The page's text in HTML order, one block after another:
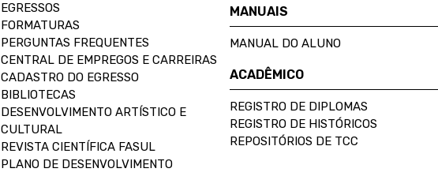
EGRESSOS
FORMATURAS
PERGUNTAS FREQUENTES
CENTRAL DE EMPREGOS E CARREIRAS
CADASTRO DO EGRESSO
BIBLIOTECAS
DESENVOLVIMENTO ARTÍSTICO E
CULTURAL
REVISTA CIENTÍFICA FASUL
PLANO DE DESENVOLVIMENTO
MANUAIS
MANUAL DO ALUNO
ACADÊMICO
REGISTRO DE DIPLOMAS
REGISTRO DE HISTÓRICOS
REPOSITÓRIOS DE TCC